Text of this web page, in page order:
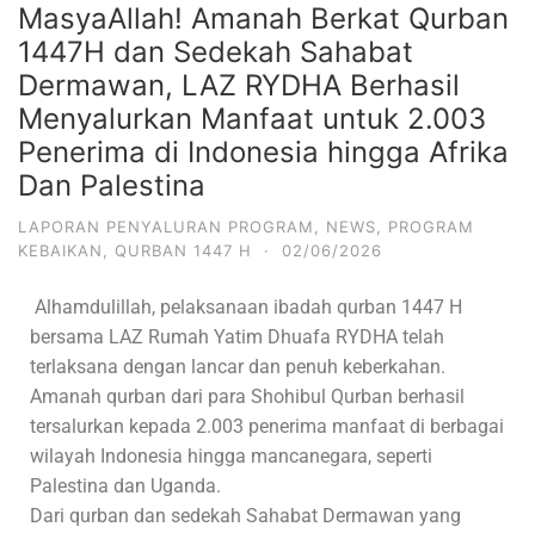
MasyaAllah! Amanah Berkat Qurban
1447H dan Sedekah Sahabat
Dermawan, LAZ RYDHA Berhasil
Menyalurkan Manfaat untuk 2.003
Penerima di Indonesia hingga Afrika
Dan Palestina
LAPORAN PENYALURAN PROGRAM NEWS
PROGRAM
KEBAIKAN
QURBAN 1447 H · 02/06/2026
Alhamdulillah, pelaksanaan ibadah qurban 1447 H
bersama LAZ Rumah Yatim Dhuafa RYDHA telah
terlaksana dengan lancar dan penuh keberkahan.
Amanah qurban dari para Shohibul Qurban berhasil
tersalurkan kepada 2.003 penerima manfaat di berbagai
wilayah Indonesia hingga mancanegara, seperti
Palestina dan Uganda.
Dari qurban dan sedekah Sahabat Dermawan yang